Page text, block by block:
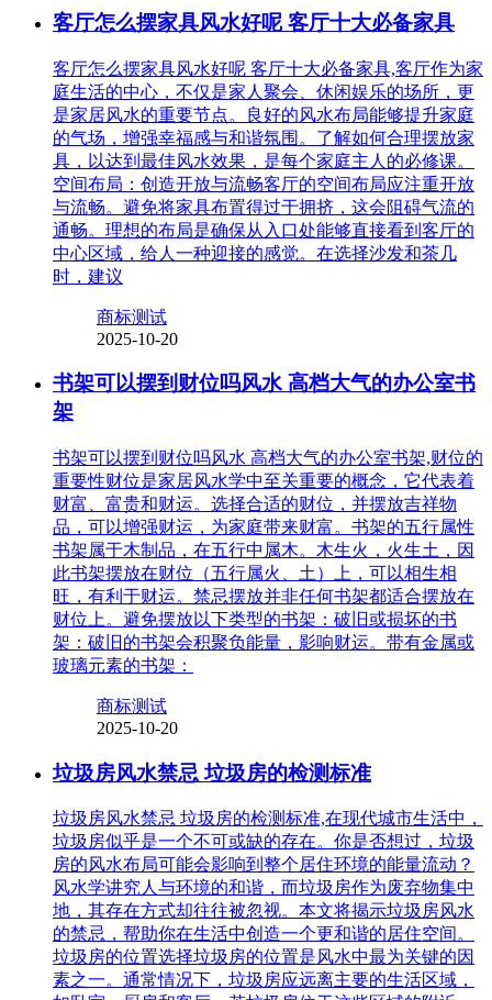
客厅怎么摆家具风水好呢 客厅十大必备家具
客厅怎么摆家具风水好呢 客厅十大必备家具,客厅作为家
庭生活的中心，不仅是家人聚会、休闲娱乐的场所，更
是家居风水的重要节点。良好的风水布局能够提升家庭
的气场，增强幸福感与和谐氛围。了解如何合理摆放家
具，以达到最佳风水效果，是每个家庭主人的必修课。
空间布局：创造开放与流畅客厅的空间布局应注重开放
与流畅。避免将家具布置得过于拥挤，这会阻碍气流的
通畅。理想的布局是确保从入口处能够直接看到客厅的
中心区域，给人一种迎接的感觉。在选择沙发和茶几
时，建议
商标测试
2025-10-20
书架可以摆到财位吗风水 高档大气的办公室书
架
书架可以摆到财位吗风水 高档大气的办公室书架,财位的
重要性财位是家居风水学中至关重要的概念，它代表着
财富、富贵和财运。选择合适的财位，并摆放吉祥物
品，可以增强财运，为家庭带来财富。书架的五行属性
书架属于木制品，在五行中属木。木生火，火生土，因
此书架摆放在财位（五行属火、土）上，可以相生相
旺，有利于财运。禁忌摆放并非任何书架都适合摆放在
财位上。避免摆放以下类型的书架：破旧或损坏的书
架：破旧的书架会积聚负能量，影响财运。带有金属或
玻璃元素的书架：
商标测试
2025-10-20
垃圾房风水禁忌 垃圾房的检测标准
垃圾房风水禁忌 垃圾房的检测标准,在现代城市生活中，
垃圾房似乎是一个不可或缺的存在。你是否想过，垃圾
房的风水布局可能会影响到整个居住环境的能量流动？
风水学讲究人与环境的和谐，而垃圾房作为废弃物集中
地，其存在方式却往往被忽视。本文将揭示垃圾房风水
的禁忌，帮助你在生活中创造一个更和谐的居住空间。
垃圾房的位置选择垃圾房的位置是风水中最为关键的因
素之一。通常情况下，垃圾房应远离主要的生活区域，